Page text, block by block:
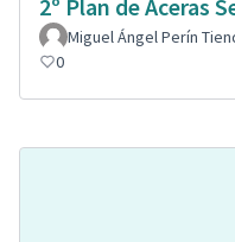
2º Plan de Aceras
Miguel Ángel Perín
0